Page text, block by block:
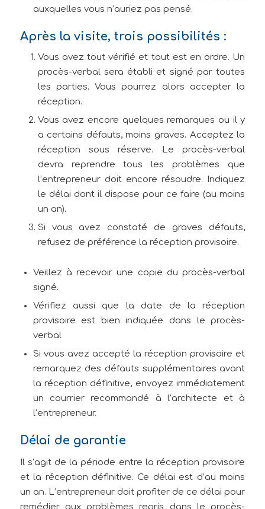
auxquelles vous n’auriez pas pensé.
Après la visite, trois possibilités :
Vous avez tout vérifié et tout est en ordre. Un
procès-verbal sera établi et signé par toutes
les parties. Vous pourrez alors accepter la
réception.
Vous avez encore quelques remarques ou il y
a certains défauts, moins graves. Acceptez la
réception sous réserve. Le procès-verbal
devra reprendre tous les problèmes que
l’entrepreneur doit encore résoudre. Indiquez
le délai dont il dispose pour ce faire (au moins
un an).
Si vous avez constaté de graves défauts,
refusez de préférence la réception provisoire.
Veillez à recevoir une copie du procès-verbal
signé.
Vérifiez aussi que la date de la réception
provisoire est bien indiquée dans le procès-
verbal
Si vous avez accepté la réception provisoire et
remarquez des défauts supplémentaires avant
la réception définitive, envoyez immédiatement
un courrier recommandé à l’architecte et à
l’entrepreneur.
Délai de garantie
Il s’agit de la période entre la réception provisoire
et la réception définitive. Ce délai est d’au moins
un an. L’entrepreneur doit profiter de ce délai pour
remédier aux problèmes repris dans le procès-